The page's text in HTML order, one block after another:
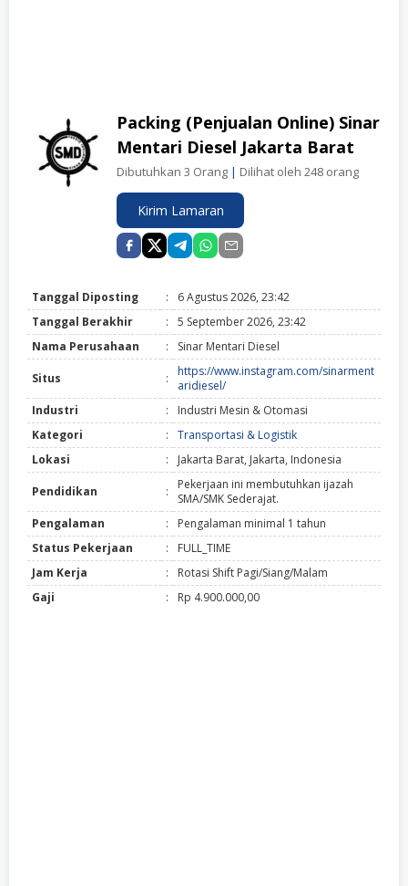
Packing (Penjualan Online) Sinar
Mentari Diesel Jakarta Barat
Dibutuhkan 3 Orang | Dilihat oleh 248 orang
Kirim Lamaran
Tanggal Diposting :
6 Agustus 2026, 23:42
Tanggal Berakhir
:
5 September 2026, 23:42
Nama Perusahaan
: Sinar Mentari Diesel
Situs :
https://www.instagram.com/sinarment
aridiesel/
Industri
:
Industri Mesin & Otomasi
Kategori
:
Transportasi & Logistik
Lokasi
: Jakarta Barat, Jakarta, Indonesia
Pendidikan :
Pekerjaan ini membutuhkan ijazah
SMA/SMK Sederajat.
Pengalaman
:
Pengalaman minimal 1 tahun
Status Pekerjaan
:
FULL_TIME
Jam Kerja
:
Rotasi Shift Pagi/Siang/Malam
Gaji
: Rp 4.900.000,00